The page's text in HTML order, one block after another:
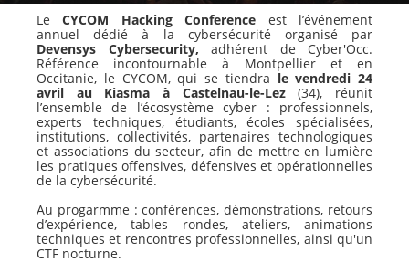
LeCYCOM Hacking Conference est l’événement
annuel dédié à la cybersécurité organisé par
Devensys Cybersecurity, adhérent de Cyber'Occ.
Référence incontournable à Montpellier et en
Occitanie, le CYCOM, qui se tiendra le vendredi 24
avril
au Kiasma à Castelnau-le-Lez(34), réunit
l’ensemble de l’écosystème cyber : professionnels,
experts techniques, étudiants, écoles spécialisées,
institutions, collectivités, partenaires technologiques
et associations du secteur, afin de mettre en lumière
les pratiques offensives, défensives et opérationnelles
de la cybersécurité.
Au progarmme : conférences, démonstrations, retours
d’expérience, tables rondes, ateliers, animations
techniques et rencontres professionnelles, ainsi qu'un
CTF nocturne.